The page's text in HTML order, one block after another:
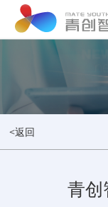
<返回
青创